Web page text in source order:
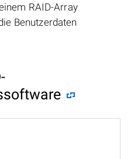
RAID-Array
Benutzerdaten